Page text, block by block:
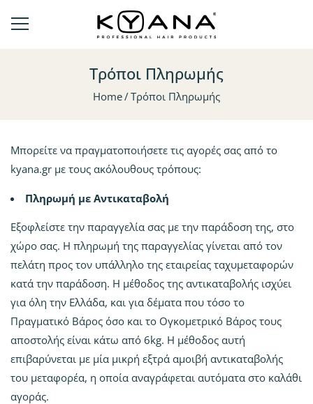
Τρόποι Πληρωμής
Home Τρόποι Πληρωμής
Μπορείτε να πραγματοποιήσετε τις αγορές σας από το
kyana.gr με τους ακόλουθους τρόπους:
Πληρωμή με Αντικαταβολή
Εξοφλείστε την παραγγελία σας με την παράδοση της, στο
χώρο σας. Η πληρωμή της παραγγελίας γίνεται από τον
πελάτη προς τον υπάλληλο της εταιρείας ταχυμεταφορών
κατά την παράδοση. Η μέθοδος της αντικαταβολής ισχύει
για όλη την Ελλάδα, και για δέματα που τόσο το
Πραγματικό Βάρος όσο και το Ογκομετρικό Βάρος τους
αποστολής είναι κάτω από 6kg. Η μέθοδος αυτή
επιβαρύνεται με μία μικρή εξτρά αμοιβή αντικαταβολής
του μεταφορέα, η οποία αναγράφεται αυτόματα στο καλάθι
αγοράς.